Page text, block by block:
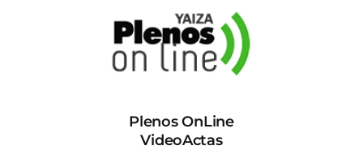
Plenos OnLine
VideoActas